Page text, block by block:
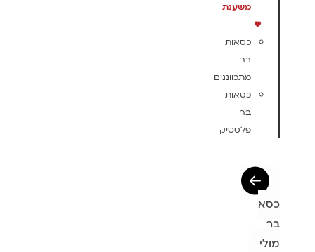
משענת
כסאות
בר
מתכווננים
כסאות
בר
פלסטיק
כסא
בר
מולי